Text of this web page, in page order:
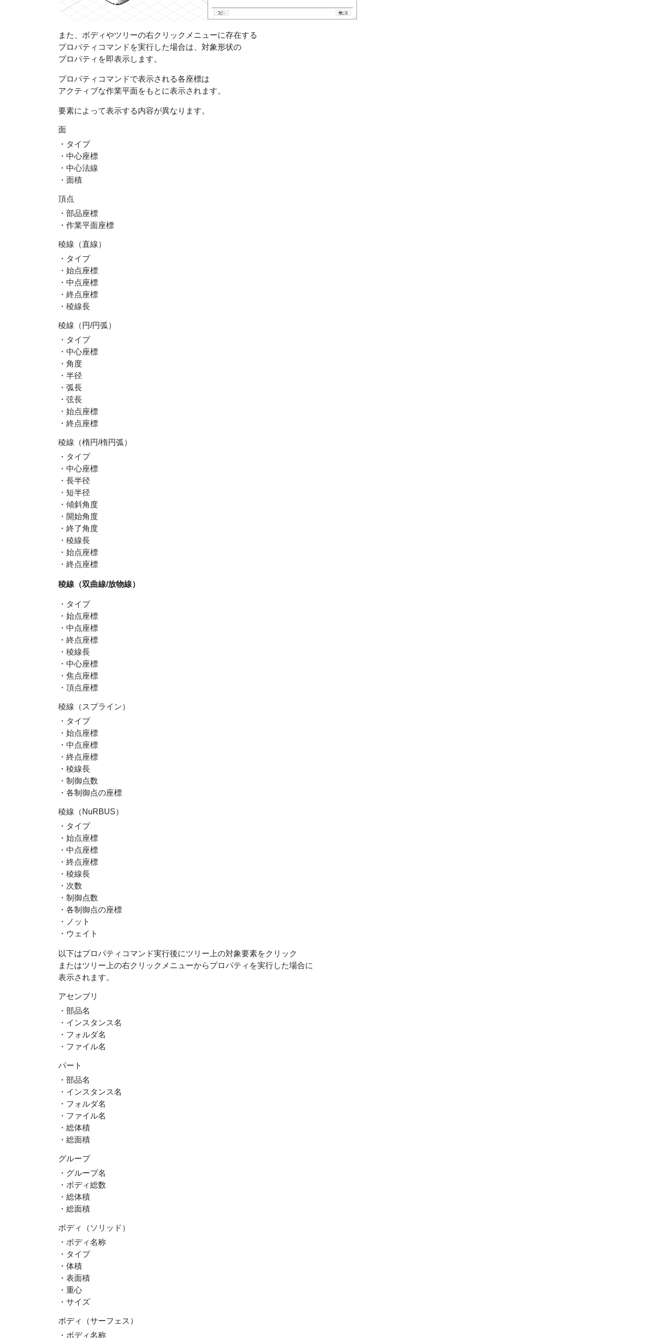
また、ボディやツリーの右クリックメニューに存在する
プロパティコマンドを実行した場合は、対象形状の
プロパティを即表示します。
プロパティコマンドで表示される各座標は
アクティブな作業平面をもとに表示されます。
要素によって表示する内容が異なります。
面
・タイプ
・中心座標
・中心法線
・面積
頂点
・部品座標
・作業平面座標
稜線（直線）
・タイプ
・始点座標
・中点座標
・終点座標
・稜線長
稜線（円/円弧）
・タイプ
・中心座標
・角度
・半径
・弧長
・弦長
・始点座標
・終点座標
稜線（楕円/楕円弧）
・タイプ
・中心座標
・長半径
・短半径
・傾斜角度
・開始角度
・終了角度
・稜線長
・始点座標
・終点座標
稜線（双曲線/放物線）
・タイプ
・始点座標
・中点座標
・終点座標
・稜線長
・中心座標
・焦点座標
・頂点座標
稜線（スプライン）
・タイプ
・始点座標
・中点座標
・終点座標
・稜線長
・制御点数
・各制御点の座標
稜線（NuRBUS）
・タイプ
・始点座標
・中点座標
・終点座標
・稜線長
・次数
・制御点数
・各制御点の座標
・ノット
・ウェイト
以下はプロパティコマンド実行後にツリー上の対象要素をクリック
またはツリー上の右クリックメニューからプロパティを実行した場合に
表示されます。
アセンブリ
・部品名
・インスタンス名
・フォルダ名
・ファイル名
パート
・部品名
・インスタンス名
・フォルダ名
・ファイル名
・総体積
・総面積
グループ
・グループ名
・ボディ総数
・総体積
・総面積
ボディ（ソリッド）
・ボディ名称
・タイプ
・体積
・表面積
・重心
・サイズ
ボディ（サーフェス）
・ボディ名称